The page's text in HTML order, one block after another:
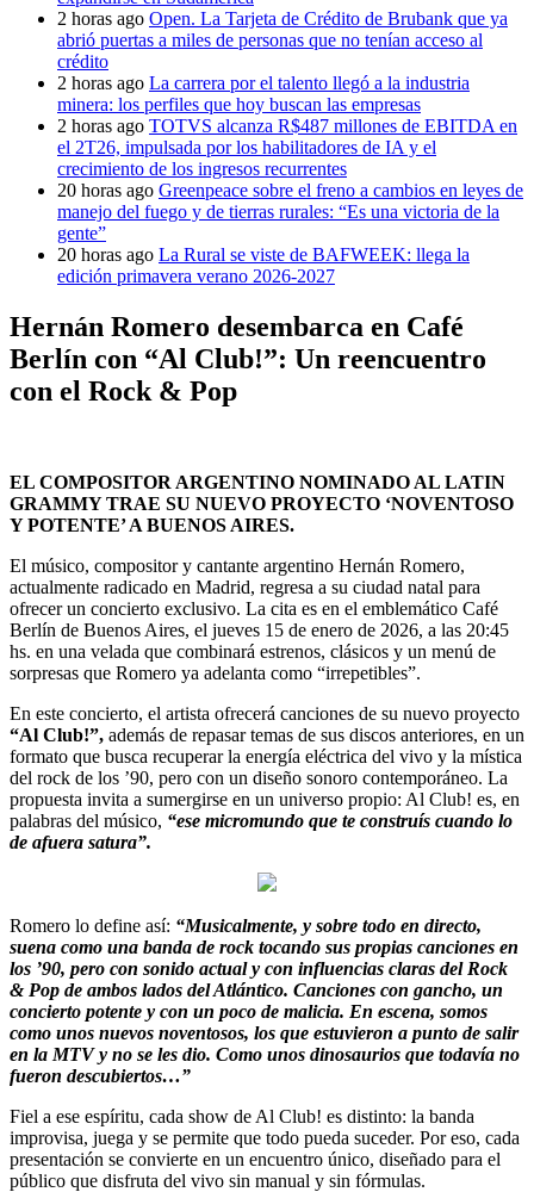
2 horas ago Open. La Tarjeta de Crédito de Brubank que ya
abrió puertas a miles de personas que no tenían acceso al
crédito
2 horas ago La carrera por el talento llegó a la industria
minera: los perfiles que hoy buscan las empresas
2 horas ago TOTVS alcanza R$487 millones de EBITDA en
el 2T26, impulsada por los habilitadores de IA y el
crecimiento de los ingresos recurrentes
20 horas ago Greenpeace sobre el freno a cambios en leyes de
manejo del fuego y de tierras rurales: “Es una victoria de la
gente”
20 horas ago La Rural se viste de BAFWEEK: llega la
edición primavera verano 2026-2027
Hernán Romero desembarca en Café
Berlín con “Al Club!”: Un reencuentro
con el Rock & Pop
EL COMPOSITOR ARGENTINO NOMINADO AL LATIN
GRAMMY TRAE SU NUEVO PROYECTO ‘NOVENTOSO
Y POTENTE’ A BUENOS AIRES.
El músico, compositor y cantante argentino Hernán Romero,
actualmente radicado en Madrid, regresa a su ciudad natal para
ofrecer un concierto exclusivo. La cita es en el emblemático Café
Berlín de Buenos Aires, el jueves 15 de enero de 2026, a las 20:45
hs. en una velada que combinará estrenos, clásicos y un menú de
sorpresas que Romero ya adelanta como “irrepetibles”.
En este concierto, el artista ofrecerá canciones de su nuevo proyecto
“Al Club!”, además de repasar temas de sus discos anteriores, en un
formato que busca recuperar la energía eléctrica del vivo y la mística
del rock de los ’90, pero con un diseño sonoro contemporáneo. La
propuesta invita a sumergirse en un universo propio: Al Club! es, en
palabras del músico, “ese micromundo que te construís cuando lo
de afuera satura”.
Romero lo define así: “Musicalmente, y sobre todo en directo,
suena como una banda de rock tocando sus propias canciones en
los ’90, pero con sonido actual y con influencias claras del Rock
& Pop de ambos lados del Atlántico. Canciones con gancho, un
concierto potente y con un poco de malicia. En escena, somos
como unos nuevos noventosos, los que estuvieron a punto de salir
en la MTV y no se les dio. Como unos dinosaurios que todavía no
fueron descubiertos…”
Fiel a ese espíritu, cada show de Al Club! es distinto: la banda
improvisa, juega y se permite que todo pueda suceder. Por eso, cada
presentación se convierte en un encuentro único, diseñado para el
público que disfruta del vivo sin manual y sin fórmulas.